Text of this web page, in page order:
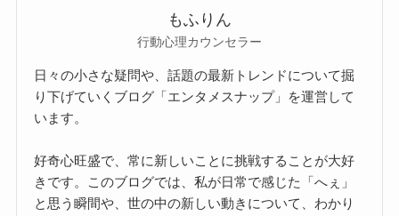
もふりん
行動心理カウンセラー
日々の小さな疑問や、話題の最新トレンドについて掘
り下げていくブログ「エンタメスナップ」を運営して
います。
好奇心旺盛で、常に新しいことに挑戦することが大好
きです。このブログでは、私が日常で感じた「へぇ」
と思う瞬間や、世の中の新しい動きについて、わかり